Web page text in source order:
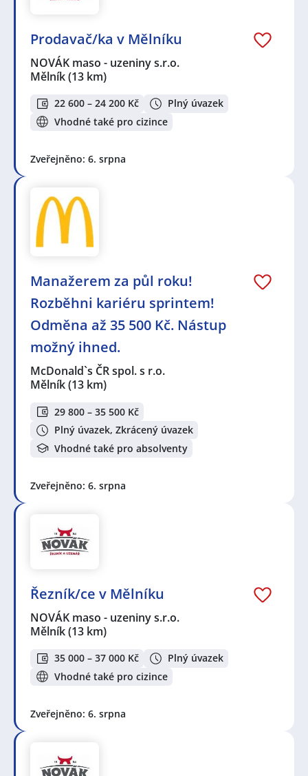
Prodavač/ka v Mělníku
NOVÁK maso - uzeniny s.r.o.
Mělník(13 km)
22 600 – 24 200 Kč
Plný úvazek
Vhodné také pro cizince
Zveřejněno: 6. srpna
Manažerem za půl roku!
Rozběhni kariéru sprintem!
Odměna až 35 500 Kč. Nástup
možný ihned.
McDonald`s ČR spol. s r.o.
Mělník(13 km)
29 800 – 35 500 Kč
Plný úvazek, Zkrácený úvazek
Vhodné také pro absolventy
Zveřejněno: 6. srpna
Řezník/ce v Mělníku
NOVÁK maso - uzeniny s.r.o.
Mělník(13 km)
35 000 – 37 000 Kč
Plný úvazek
Vhodné také pro cizince
Zveřejněno: 6. srpna